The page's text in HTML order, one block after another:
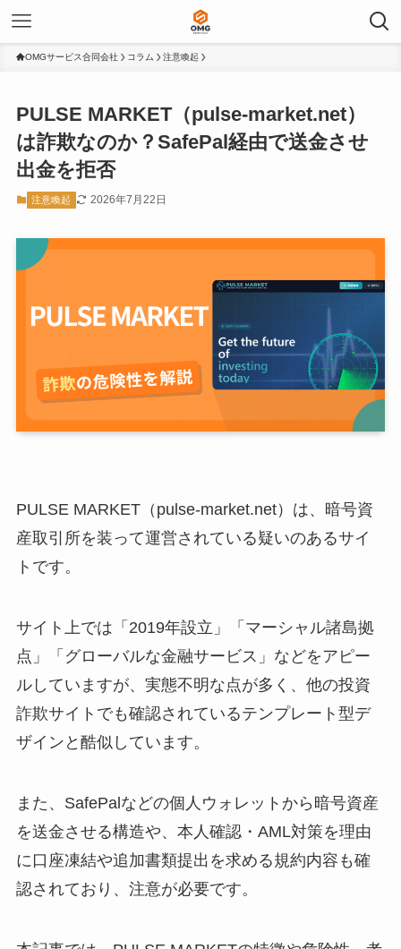
OMGサービス合同会社 コラム 注意喚起
PULSE MARKET（pulse-market.net）
は詐欺なのか？SafePal経由で送金させ
出金を拒否
注意喚起 2026年7月22日
PULSE MARKET（pulse-market.net）は、暗号資
産取引所を装って運営されている疑いのあるサイ
トです。
サイト上では「2019年設立」「マーシャル諸島拠
点」「グローバルな金融サービス」などをアピー
ルしていますが、実態不明な点が多く、他の投資
詐欺サイトでも確認されているテンプレート型デ
ザインと酷似しています。
また、SafePalなどの個人ウォレットから暗号資産
を送金させる構造や、本人確認・AML対策を理由
に口座凍結や追加書類提出を求める規約内容も確
認されており、注意が必要です。